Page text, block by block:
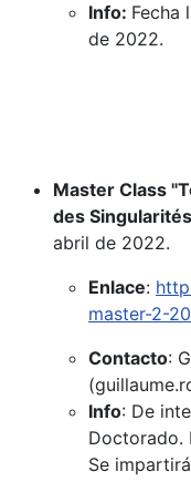
Info: Fecha
de 2022.
Master Class
des Singularités
abril de 2022.
Enlace:
master-2-
Contacto:
Info: De
Doctorado.
Se